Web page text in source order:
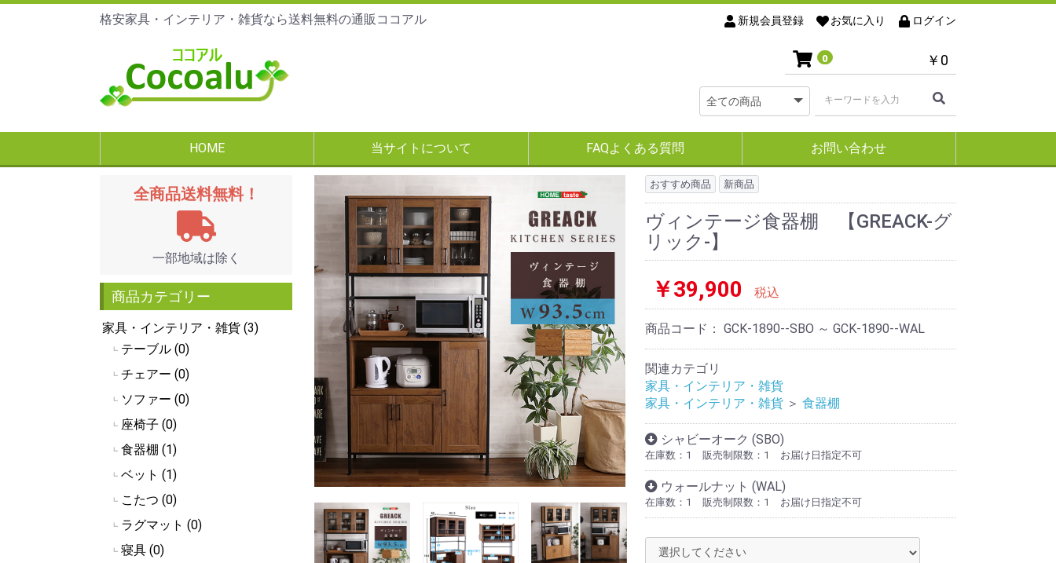
格安家具・インテリア・雑貨なら送料無料の通販ココアル 新規会員登録 お気に入り ログイン
0 ￥0
HOME 当サイトについて FAQよくある質問 お問い合わせ
全商品送料無料！
一部地域は除く
商品カテゴリー
家具・インテリア・雑貨 (3)
┗ テーブル (0)
┗ チェアー (0)
┗ ソファー (0)
┗ 座椅子 (0)
┗ 食器棚 (1)
┗ ベット (1)
┗ こたつ (0)
┗ ラグマット (0)
┗ 寝具 (0)
おすすめ商品 新商品
ヴィンテージ食器棚 【GREACK-グ
リック-】
￥39,900 税込
商品コード： GCK-1890--SBO ～ GCK-1890--WAL
関連カテゴリ
家具・インテリア・雑貨
家具・インテリア・雑貨 ＞ 食器棚
シャビーオーク (SBO)
在庫数：1 販売制限数：1 お届け日指定不可
ウォールナット (WAL)
在庫数：1 販売制限数：1 お届け日指定不可